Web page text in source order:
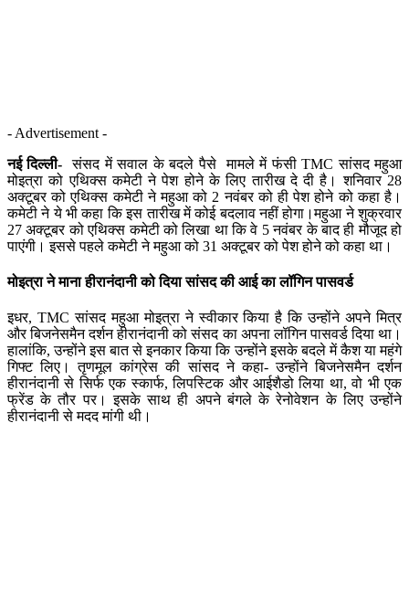
- Advertisement -
नई दिल्ली-संसद में सवाल के बदले पैसे मामले में फंसी TMC सांसद महुआ
मोइत्रा को एथिक्स कमेटी ने पेश होने के लिए तारीख दे दी है। शनिवार 28
अक्टूबर को एथिक्स कमेटी ने महुआ को 2 नवंबर को ही पेश होने को कहा है।
कमेटी ने ये भी कहा कि इस तारीख में कोई बदलाव नहीं होगा।महुआ ने शुक्रवार
27 अक्टूबर को एथिक्स कमेटी को लिखा था कि वे 5 नवंबर के बाद ही मौजूद हो
पाएंगी। इससे पहले कमेटी ने महुआ को 31 अक्टूबर को पेश होने को कहा था।
मोइत्रा ने माना हीरानंदानी को दिया सांसद की आई का लॉगिन पासवर्ड
इधर, TMC सांसद महुआ मोइत्रा ने स्वीकार किया है कि उन्होंने अपने मित्र
और बिजनेसमैन दर्शन हीरानंदानी को संसद का अपना लॉगिन पासवर्ड दिया था।
हालांकि, उन्होंने इस बात से इनकार किया कि उन्होंने इसके बदले में कैश या महंगे
गिफ्ट लिए। तृणमूल कांग्रेस की सांसद ने कहा- उन्होंने बिजनेसमैन दर्शन
हीरानंदानी से सिर्फ एक स्कार्फ, लिपस्टिक और आईशैडो लिया था, वो भी एक
फ्रेंड के तौर पर। इसके साथ ही अपने बंगले के रेनोवेशन के लिए उन्होंने
हीरानंदानी से मदद मांगी थी।